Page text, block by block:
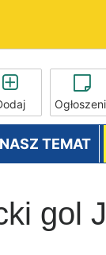
NASZ TEMAT
gol